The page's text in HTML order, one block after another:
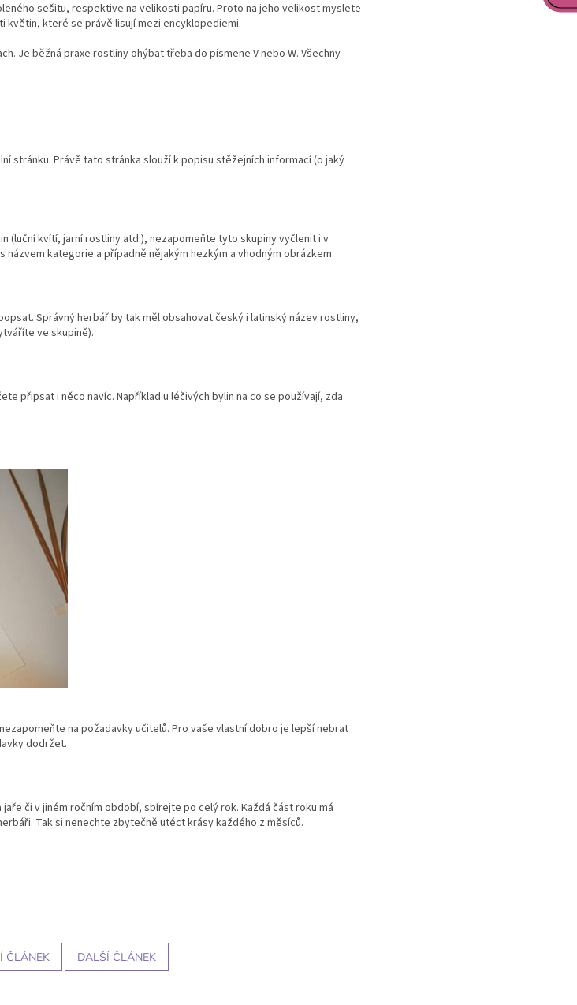
sešitu, respektive na velikosti papíru. Proto na jeho velikost myslete
které se právě lisují mezi encyklopediemi.
Je běžná praxe rostliny ohýbat třeba do písmene V nebo W. Všechny
stránku. Právě tato stránka slouží k popisu stěžejních informací (o jaký
(luční kvítí, jarní rostliny atd.), nezapomeňte tyto skupiny vyčlenit i v
kategorie a případně nějakým hezkým a vhodným obrázkem.
Správný herbář by tak měl obsahovat český i latinský název rostliny,
ve skupině).
připsat i něco navíc. Například u léčivých bylin na co se používají, zda
na požadavky učitelů. Pro vaše vlastní dobro je lepší nebrat
dodržet.
či v jiném ročním období, sbírejte po celý rok. Každá část roku má
Tak si nenechte zbytečně utéct krásy každého z měsíců.
ČLÁNEK DALŠÍ ČLÁNEK